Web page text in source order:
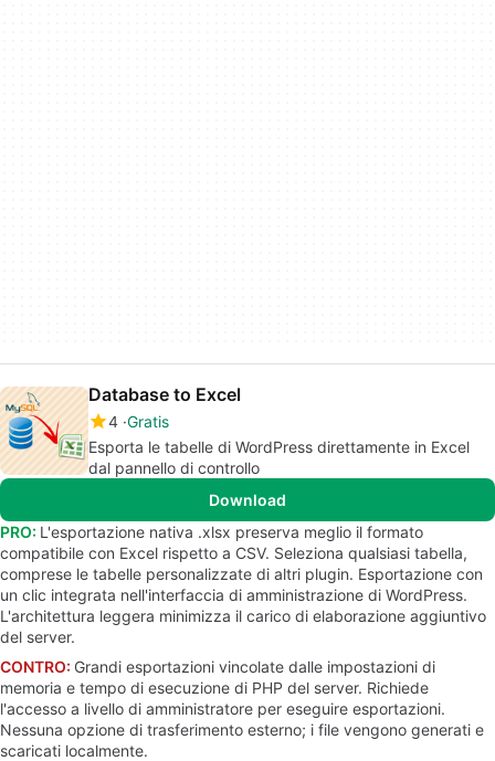
Database to Excel
4 Gratis
Esporta le tabelle di WordPress direttamente in Excel
dal pannello di controllo
Download
PRO: L'esportazione nativa .xlsx preserva meglio il formato
compatibile con Excel rispetto a CSV. Seleziona qualsiasi tabella,
comprese le tabelle personalizzate di altri plugin. Esportazione con
un clic integrata nell'interfaccia di amministrazione di WordPress.
L'architettura leggera minimizza il carico di elaborazione aggiuntivo
del server.
CONTRO: Grandi esportazioni vincolate dalle impostazioni di
memoria e tempo di esecuzione di PHP del server. Richiede
l'accesso a livello di amministratore per eseguire esportazioni.
Nessuna opzione di trasferimento esterno; i file vengono generati e
scaricati localmente.